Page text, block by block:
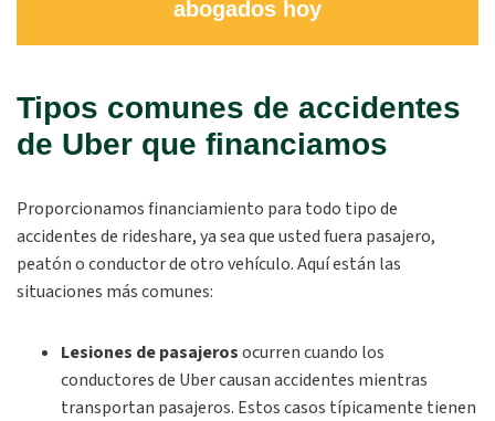
abogados hoy
Tipos comunes de accidentes
de Uber que financiamos
Proporcionamos financiamiento para todo tipo de
accidentes de rideshare, ya sea que usted fuera pasajero,
peatón o conductor de otro vehículo. Aquí están las
situaciones más comunes:
Lesiones de pasajerosocurren cuando los
conductores de Uber causan accidentes mientras
transportan pasajeros. Estos casos típicamente tienen